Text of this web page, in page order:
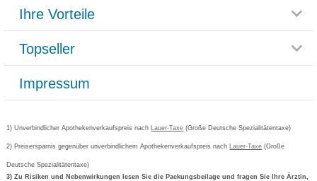
Häufig gestellte Fragen
Datenschutz
AGB
Cookie-Einstellungen
Vertrag widerrufen
Rücksendemöglichkeit
Paketlieferstatus
Versandkosten
Bestellschein ausfüllen
Newsletteranmeldung
Ihre Vorteile
Rezeptlieferung
Bonusprogramm
Gutschein und Rabatte
Kundenbewertung
Topseller
Grippostad
Bepanthen
Formoline
Impressum
1) Unverbindlicher Apothekenverkaufspreis nach Lauer-Taxe (Große Deutsche Spezialitätentaxe)
2) Preisersparnis gegenüber unverbindlichem Apothekenverkaufspreis nach Lauer-Taxe (Große
Deutsche Spezialitätentaxe)
3) Zu Risiken und Nebenwirkungen lesen Sie die Packungsbeilage und fragen Sie Ihre Ärztin,